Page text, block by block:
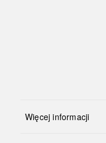
Więcej informacji